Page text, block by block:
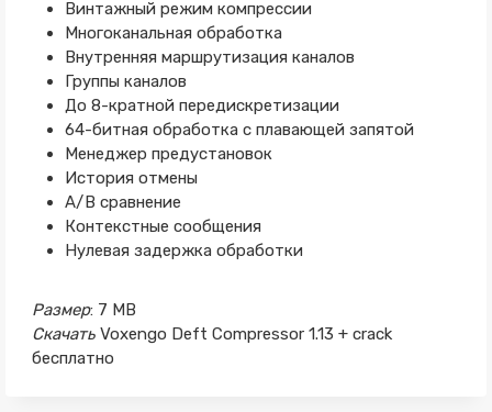
Винтажный режим компрессии
Многоканальная обработка
Внутренняя маршрутизация каналов
Группы каналов
До 8-кратной передискретизации
64-битная обработка с плавающей запятой
Менеджер предустановок
История отмены
A/B сравнение
Контекстные сообщения
Нулевая задержка обработки
Размер: 7 MB
Скачать Voxengo Deft Compressor 1.13 + crack
бесплатно